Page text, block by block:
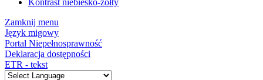
Zamknij menu
Język migowy
Portal Niepełnosprawność
Deklaracja dostępności
ETR - tekst